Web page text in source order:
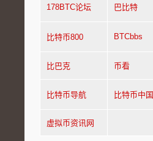
178BTC论坛 巴比特
比特币800 BTCbbs
比巴克 币看
比特币导航 比特币中国
虚拟币资讯网